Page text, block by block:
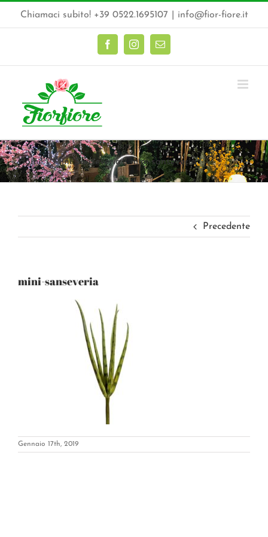
contenuto
Chiamaci subito! +39 0522.1695107 info@fior-fiore.it
FacebookInstagramEmail
Home Mini Sanseveria mini-sanseveria
Precedente
mini-sanseveria
Gennaio 17th, 2019